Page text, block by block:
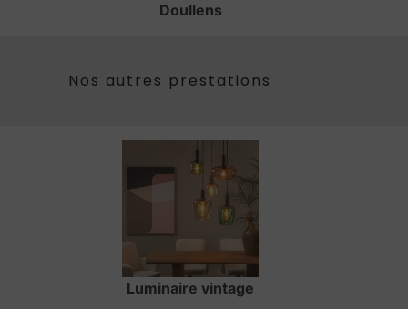
Doullens
Nos autres prestations
Luminaire vintage